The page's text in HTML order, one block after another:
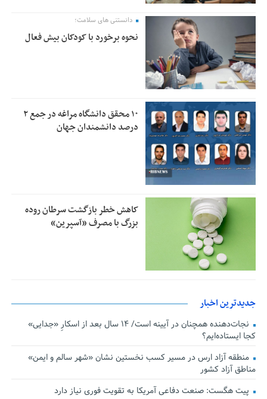
دانستنی های سلامت؛
نحوه برخورد با کودکان بیش فعال
۱۰ محقق دانشگاه مراغه در جمع ۲
درصد دانشمندان جهان
کاهش خطر بازگشت سرطان روده
بزرگ با مصرف «آسپرین»
جدیدترین اخبار
نجات‌دهنده‌ همچنان در آیینه است/ ۱۴ سال بعد از اسکارِ «جدایی»
کجا ایستاده‌ایم؟
منطقه آزاد ارس در مسیر کسب نخستین نشان «شهر سالم و ایمن»
مناطق آزاد کشور
پیت هگست: صنعت دفاعی آمریکا به تقویت فوری نیاز دارد